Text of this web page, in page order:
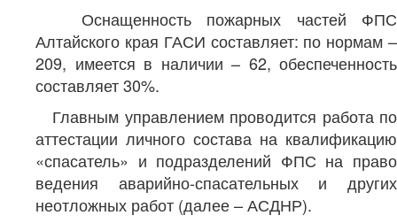
Оснащенность пожарных частей ФПС
Алтайского края ГАСИ составляет: по нормам –
209, имеется в наличии – 62, обеспеченность
составляет 30%.
Главным управлением проводится работа по
аттестации личного состава на квалификацию
«спасатель» и подразделений ФПС на право
ведения аварийно-спасательных и других
неотложных работ (далее – АСДНР).